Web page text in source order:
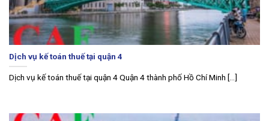
Dịch vụ kế toán thuế tại quận 4
Dịch vụ kế toán thuế tại quận 4 Quận 4 thành phố Hồ Chí Minh [...]